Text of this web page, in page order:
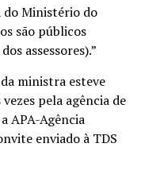
do Ministério do
são públicos
assessores).”
ministra esteve
pela agência de
APA-Agência
enviado à TDS